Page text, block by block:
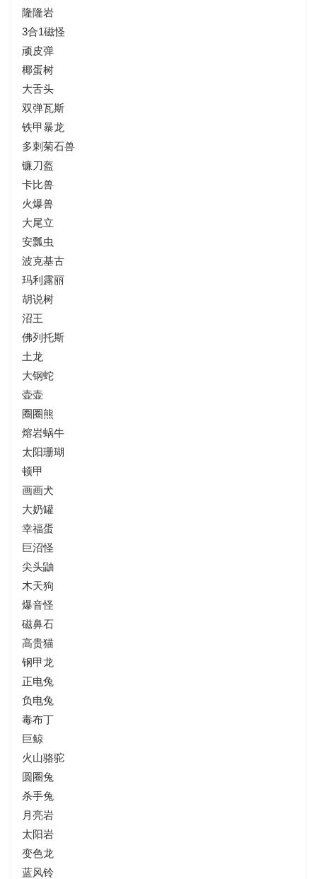
隆隆岩
3合1磁怪
顽皮弹
椰蛋树
大舌头
双弹瓦斯
铁甲暴龙
多刺菊石兽
镰刀盔
卡比兽
火爆兽
大尾立
安瓢虫
波克基古
玛利露丽
胡说树
沼王
佛列托斯
土龙
大钢蛇
壶壶
圈圈熊
熔岩蜗牛
太阳珊瑚
顿甲
画画犬
大奶罐
幸福蛋
巨沼怪
尖头鼬
木天狗
爆音怪
磁鼻石
高贵猫
钢甲龙
正电兔
负电兔
毒布丁
巨鲸
火山骆驼
圆圈兔
杀手兔
月亮岩
太阳岩
变色龙
蓝风铃